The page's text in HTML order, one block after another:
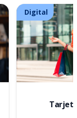
Digital